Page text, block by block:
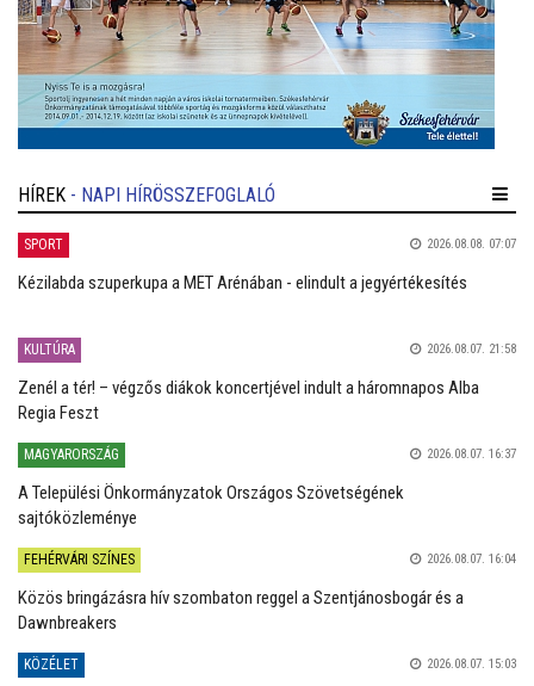
HÍREK - NAPI HÍRÖSSZEFOGLALÓ
SPORT 2026.08.08. 07:07
Kézilabda szuperkupa a MET Arénában - elindult a jegyértékesítés
KULTÚRA 2026.08.07. 21:58
Zenél a tér! – végzős diákok koncertjével indult a háromnapos Alba
Regia Feszt
MAGYARORSZÁG 2026.08.07. 16:37
A Települési Önkormányzatok Országos Szövetségének
sajtóközleménye
FEHÉRVÁRI SZÍNES 2026.08.07. 16:04
Közös bringázásra hív szombaton reggel a Szentjánosbogár és a
Dawnbreakers
KÖZÉLET 2026.08.07. 15:03